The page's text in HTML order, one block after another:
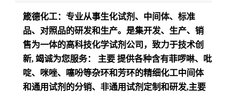
箴德化工：专业从事生化试剂、中间体、标准
品、对照品的研发和生产。是集开发、生产、销
售为一体的高科技化学试剂公司，致力于技术创
新, 竭诚为您服务： 主要 提供各种含有菲啰啉、吡
啶、咪唑、噻吩等杂环和芳环的精细化工中间体
和通用试剂的分销、非通用试剂定制和研发,主要